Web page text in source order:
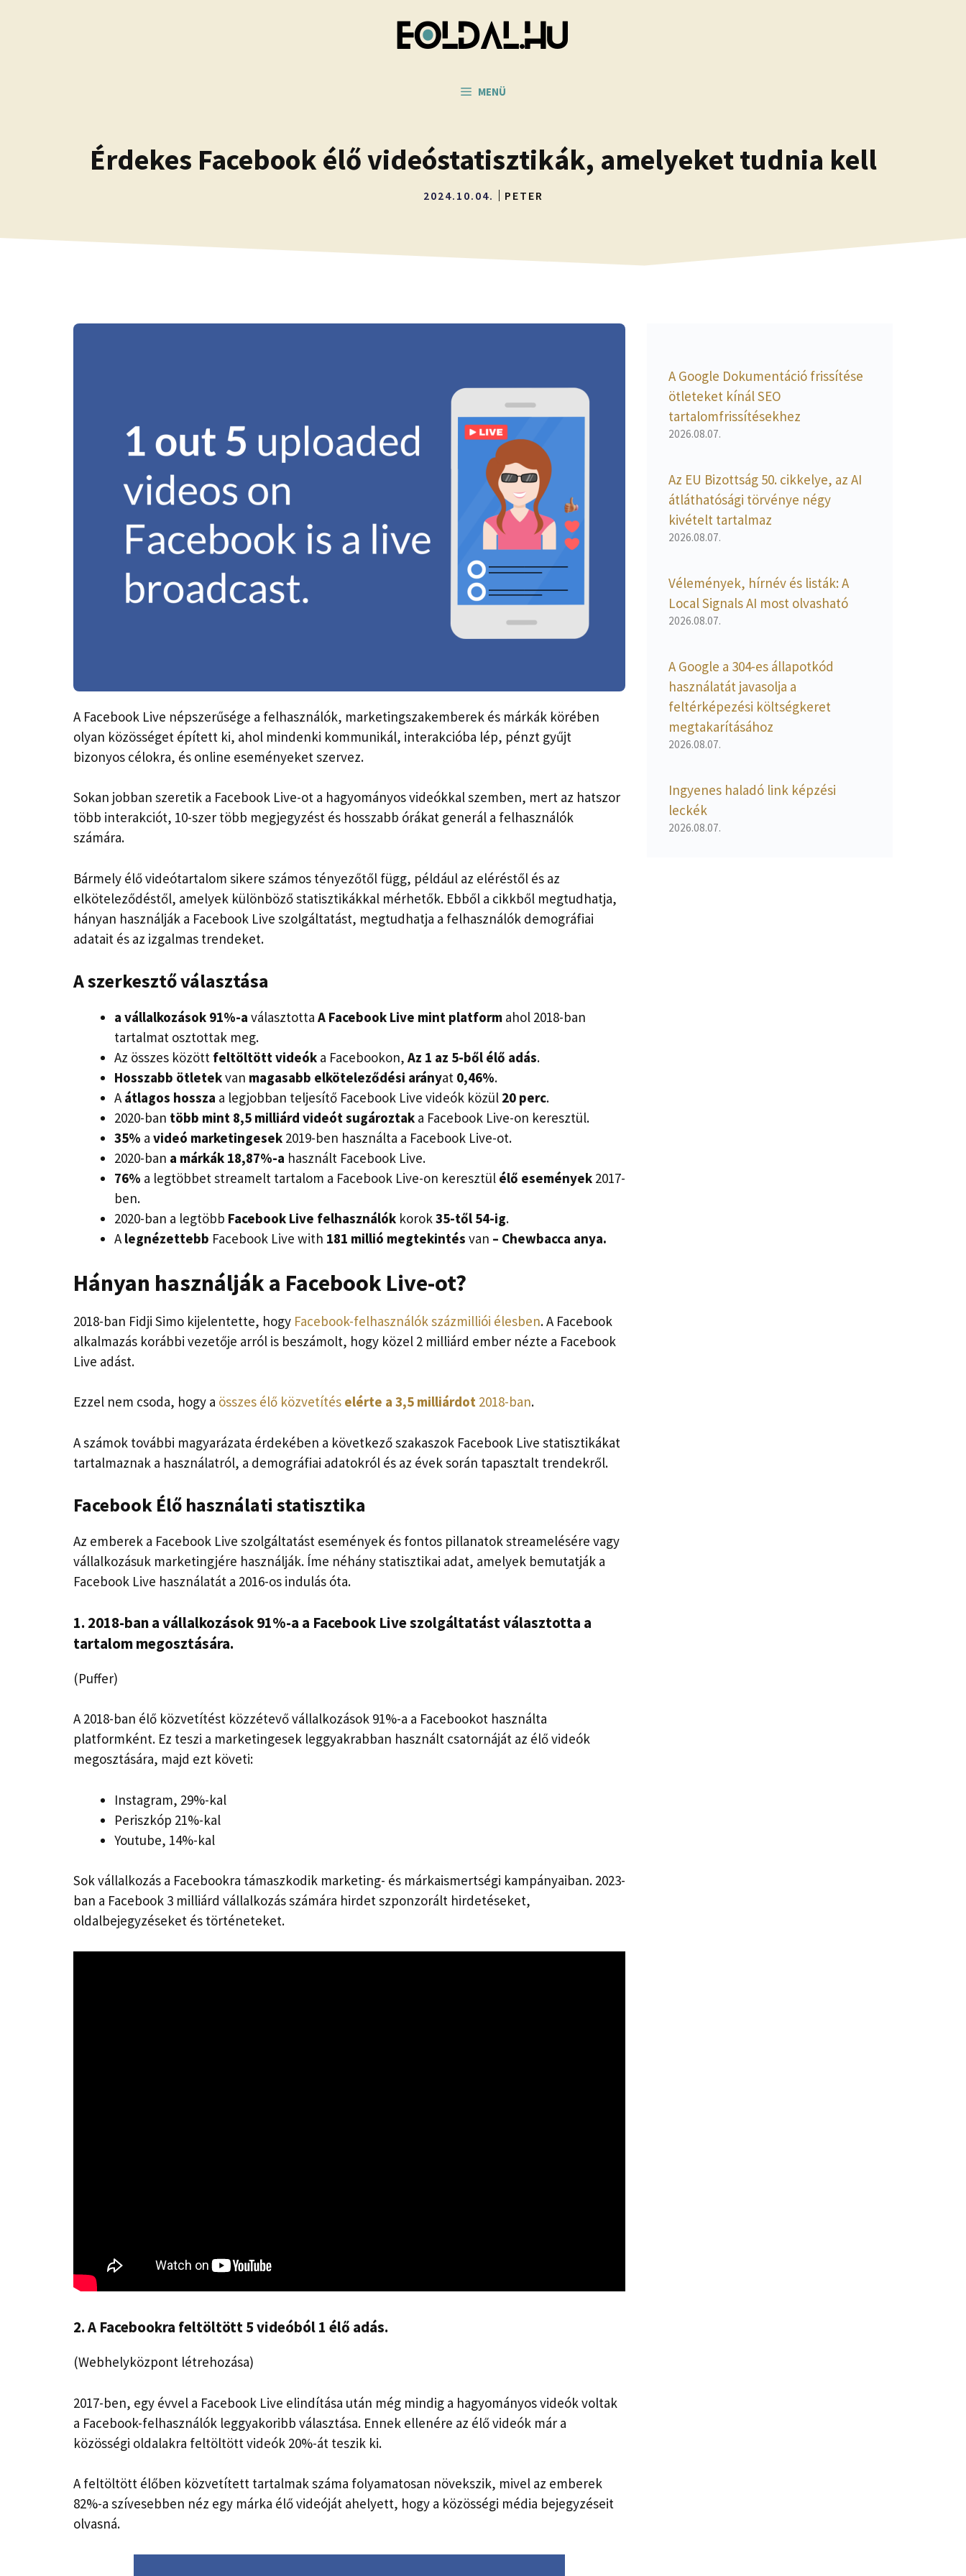
MENÜ
Érdekes Facebook élő videóstatisztikák, amelyeket tudnia kell
2024.10.04. PETER
A Facebook Live népszerűsége a felhasználók, marketingszakemberek és márkák körében
olyan közösséget épített ki, ahol mindenki kommunikál, interakcióba lép, pénzt gyűjt
bizonyos célokra, és online eseményeket szervez.
Sokan jobban szeretik a Facebook Live-ot a hagyományos videókkal szemben, mert az hatszor
több interakciót, 10-szer több megjegyzést és hosszabb órákat generál a felhasználók
számára.
Bármely élő videótartalom sikere számos tényezőtől függ, például az eléréstől és az
elköteleződéstől, amelyek különböző statisztikákkal mérhetők. Ebből a cikkből megtudhatja,
hányan használják a Facebook Live szolgáltatást, megtudhatja a felhasználók demográfiai
adatait és az izgalmas trendeket.
A szerkesztő választása
a vállalkozások 91%-a választotta A Facebook Live mint platform ahol 2018-ban
tartalmat osztottak meg.
Az összes között feltöltött videók a Facebookon, Az 1 az 5-ből élő adás.
Hosszabb ötletekvan magasabb elköteleződési arányat 0,46%.
Aátlagos hossza a legjobban teljesítő Facebook Live videók közül 20 perc.
2020-ban több mint 8,5 milliárd videót sugároztak a Facebook Live-on keresztül.
35% a videó marketingesek 2019-ben használta a Facebook Live-ot.
2020-ban a márkák 18,87%-a használt Facebook Live.
76% a legtöbbet streamelt tartalom a Facebook Live-on keresztül élő események 2017-
ben.
2020-ban a legtöbb Facebook Live felhasználók korok35-től 54-ig.
Alegnézettebb Facebook Live with 181 millió megtekintés van – Chewbacca anya.
Hányan használják a Facebook Live-ot?
2018-ban Fidji Simo kijelentette, hogy Facebook-felhasználók százmilliói élesben. A Facebook
alkalmazás korábbi vezetője arról is beszámolt, hogy közel 2 milliárd ember nézte a Facebook
Live adást.
Ezzel nem csoda, hogy a összes élő közvetítés elérte a 3,5 milliárdot 2018-ban.
A számok további magyarázata érdekében a következő szakaszok Facebook Live statisztikákat
tartalmaznak a használatról, a demográfiai adatokról és az évek során tapasztalt trendekről.
Facebook Élő használati statisztika
Az emberek a Facebook Live szolgáltatást események és fontos pillanatok streamelésére vagy
vállalkozásuk marketingjére használják. Íme néhány statisztikai adat, amelyek bemutatják a
Facebook Live használatát a 2016-os indulás óta.
1. 2018-ban a vállalkozások 91%-a a Facebook Live szolgáltatást választotta a
tartalom megosztására.
(Puffer)
A 2018-ban élő közvetítést közzétevő vállalkozások 91%-a a Facebookot használta
platformként. Ez teszi a marketingesek leggyakrabban használt csatornáját az élő videók
megosztására, majd ezt követi:
Instagram, 29%-kal
Periszkóp 21%-kal
Youtube, 14%-kal
Sok vállalkozás a Facebookra támaszkodik marketing- és márkaismertségi kampányaiban. 2023-
ban a Facebook 3 milliárd vállalkozás számára hirdet szponzorált hirdetéseket,
oldalbejegyzéseket és történeteket.
2. A Facebookra feltöltött 5 videóból 1 élő adás.
(Webhelyközpont létrehozása)
2017-ben, egy évvel a Facebook Live elindítása után még mindig a hagyományos videók voltak
a Facebook-felhasználók leggyakoribb választása. Ennek ellenére az élő videók már a
közösségi oldalakra feltöltött videók 20%-át teszik ki.
A feltöltött élőben közvetített tartalmak száma folyamatosan növekszik, mivel az emberek
82%-a szívesebben néz egy márka élő videóját ahelyett, hogy a közösségi média bejegyzéseit
olvasná.
A Google Dokumentáció frissítése
ötleteket kínál SEO
tartalomfrissítésekhez
2026.08.07.
Az EU Bizottság 50. cikkelye, az AI
átláthatósági törvénye négy
kivételt tartalmaz
2026.08.07.
Vélemények, hírnév és listák: A
Local Signals AI most olvasható
2026.08.07.
A Google a 304-es állapotkód
használatát javasolja a
feltérképezési költségkeret
megtakarításához
2026.08.07.
Ingyenes haladó link képzési
leckék
2026.08.07.